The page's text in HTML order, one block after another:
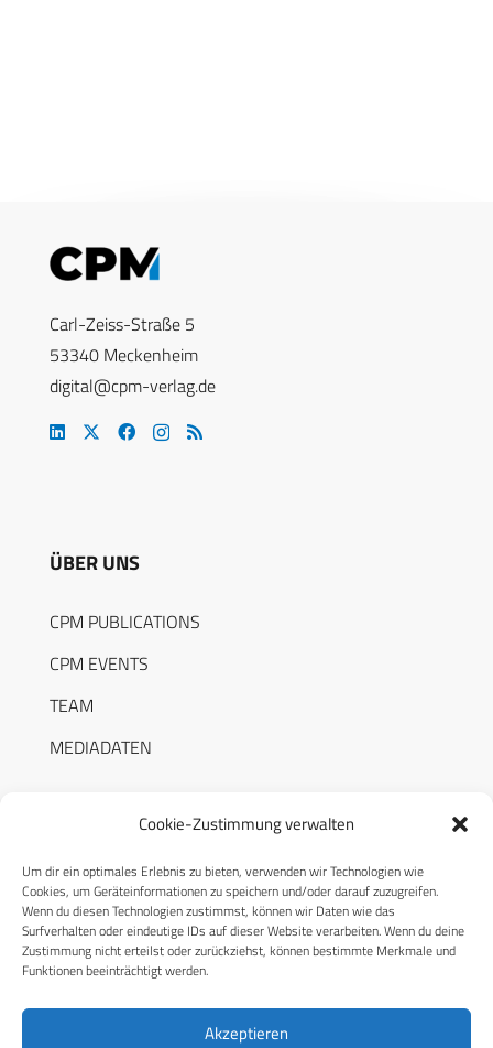
Cookie-Zustimmung verwalten
Um dir ein optimales Erlebnis zu bieten, verwenden wir Technologien wie
Cookies, um Geräteinformationen zu speichern und/oder darauf zuzugreifen.
Wenn du diesen Technologien zustimmst, können wir Daten wie das
Surfverhalten oder eindeutige IDs auf dieser Website verarbeiten. Wenn du deine
Zustimmung nicht erteilst oder zurückziehst, können bestimmte Merkmale und
Funktionen beeinträchtigt werden.
Akzeptieren
Carl-Zeiss-Straße 5
53340 Meckenheim
digital@cpm-verlag.de
ÜBER UNS
CPM PUBLICATIONS
CPM EVENTS
TEAM
MEDIADATEN
RECHTLICHES
Datenschutzerklärung
Cookie-Richtlinie (EU)